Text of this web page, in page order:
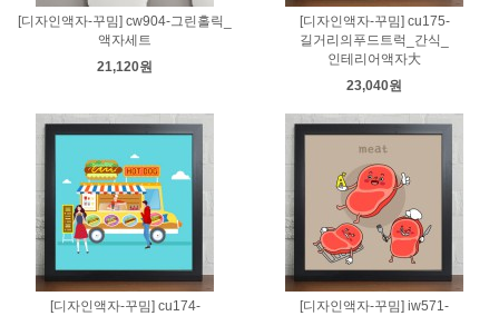
[디자인액자-꾸밈] cw904-그린홀릭_
액자세트
21,120원
[디자인액자-꾸밈] cu175-
길거리의푸드트럭_간식_
인테리어액자大
23,040원
[디자인액자-꾸밈] cu174-
[디자인액자-꾸밈] iw571-